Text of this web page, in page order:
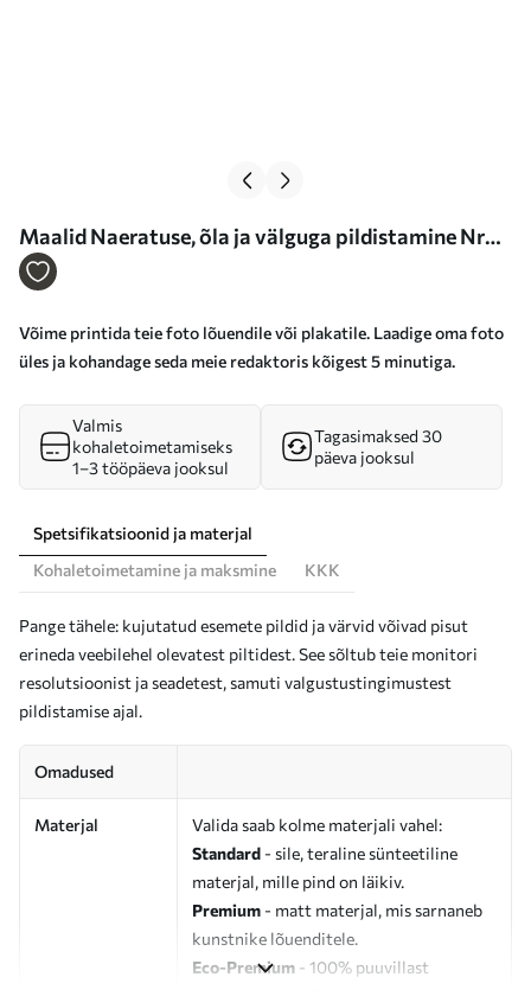
Maalid Naeratuse, õla ja välguga pildistamine Nr
s34692
Võime printida teie foto lõuendile või plakatile. Laadige oma foto
üles ja kohandage seda meie redaktoris kõigest 5 minutiga.
Valmis
kohaletoimetamiseks
1–3 tööpäeva jooksul
Tagasimaksed 30
päeva jooksul
Spetsifikatsioonid ja materjal
Kohaletoimetamine ja maksmine
KKK
Pange tähele: kujutatud esemete pildid ja värvid võivad pisut
erineda veebilehel olevatest piltidest. See sõltub teie monitori
resolutsioonist ja seadetest, samuti valgustustingimustest
pildistamise ajal.
Omadused
Materjal
Valida saab kolme materjali vahel:
Standard - sile, teraline sünteetiline
materjal, mille pind on läikiv.
Premium - matt materjal, mis sarnaneb
kunstnike lõuenditele.
Eco-Premium - 100% puuvillast